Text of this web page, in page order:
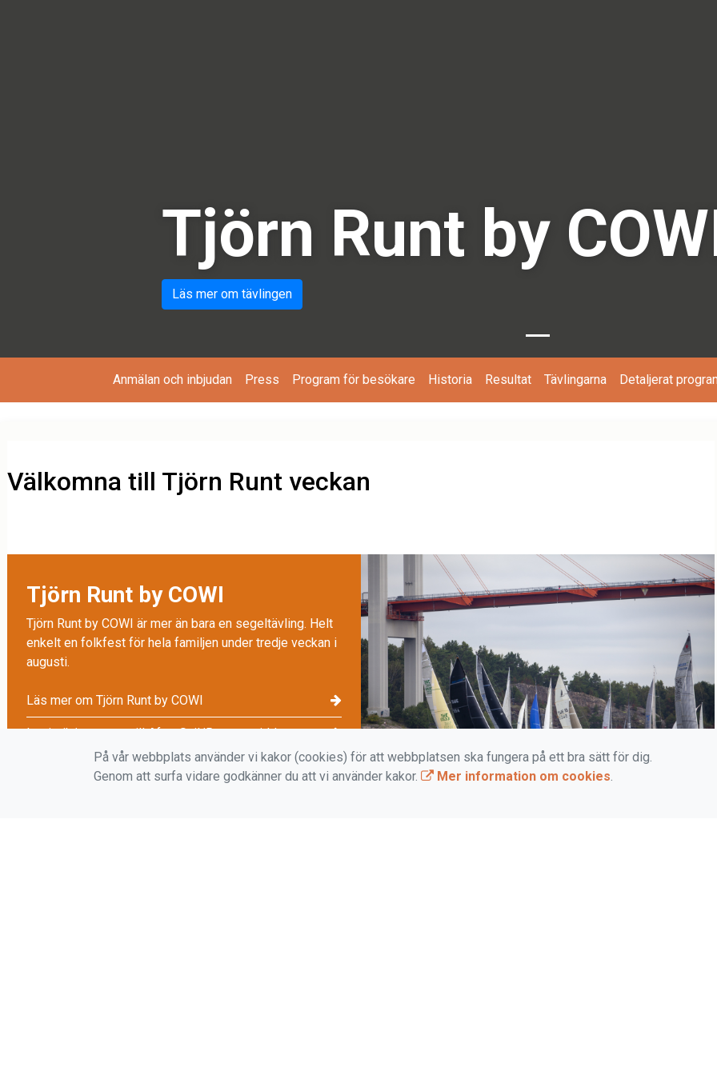
Tjörn Runt by
Läs mer om tävlingen
Anmälan och inbjudan Press Program för besökare Historia Resultat Tävlingarna Detaljerat
Välkomna till Tjörn Runt veckan
Tjörn Runt by COWI
Tjörn Runt by COWI är mer än bara en segeltävling. Helt
enkelt en folkfest för hela familjen under tredje veckan i
augusti.
Läs mer om Tjörn Runt by COWI
Logistik/transport till After Sail/Regattamiddag
På vår webbplats använder vi kakor (cookies) för att webbplatsen ska fungera på ett bra sätt för dig.
Genom att surfa vidare godkänner du att vi använder kakor.
Mer information om cookies.